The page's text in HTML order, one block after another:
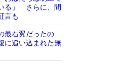
る」 さらに、間
言も
最右翼だったの
に追い込まれた無